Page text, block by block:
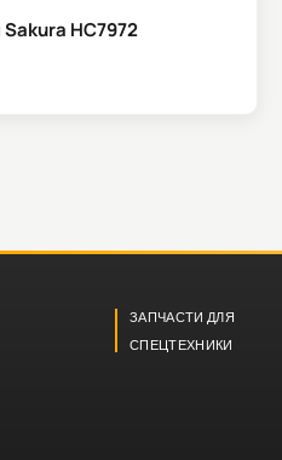
HC7972
ЗАПЧАСТИ ДЛЯ
СПЕЦТЕХНИКИ